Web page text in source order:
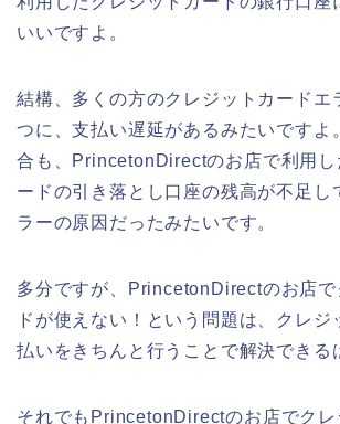
いいですよ。
結構、多くの方のクレジットカードエ
つに、支払い遅延があるみたいですよ
合も、PrincetonDirectのお店で利用し
ードの引き落とし口座の残高が不足し
ラーの原因だったみたいです。
多分ですが、PrincetonDirectのお店で
ドが使えない！という問題は、クレジ
払いをきちんと行うことで解決できる
それでもPrincetonDirectのお店でク